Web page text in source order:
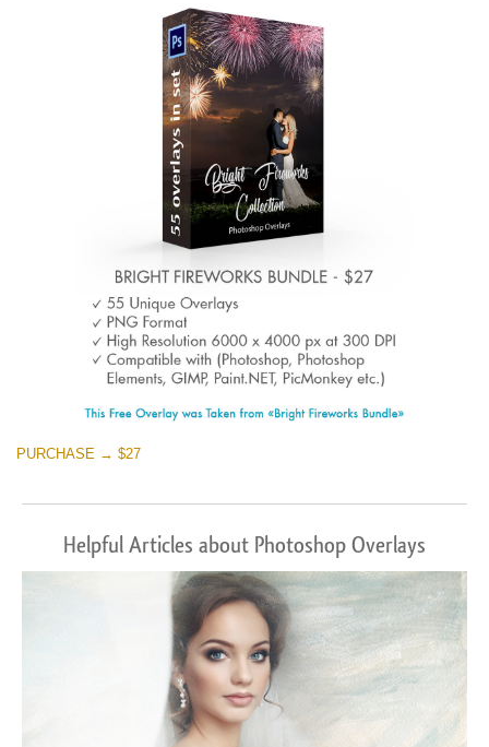
PURCHASE → $27
Helpful Articles about Photoshop Overlays